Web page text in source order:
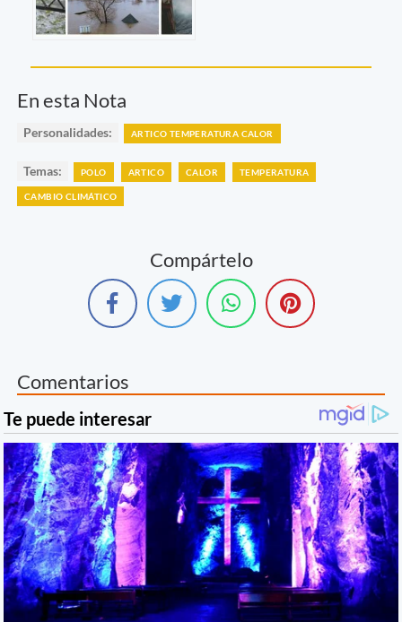
En esta Nota
Personalidades: ARTICO TEMPERATURA CALOR
Temas: POLO ARTICO CALOR TEMPERATURA
CAMBIO CLIMÁTICO
Compártelo
Comentarios